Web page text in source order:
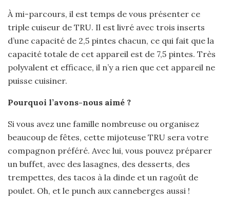
À mi-parcours, il est temps de vous présenter ce
triple cuiseur de TRU. Il est livré avec trois inserts
d’une capacité de 2,5 pintes chacun, ce qui fait que la
capacité totale de cet appareil est de 7,5 pintes. Très
polyvalent et efficace, il n’y a rien que cet appareil ne
puisse cuisiner.
Pourquoi l’avons-nous aimé ?
Si vous avez une famille nombreuse ou organisez
beaucoup de fêtes, cette mijoteuse TRU sera votre
compagnon préféré. Avec lui, vous pouvez préparer
un buffet, avec des lasagnes, des desserts, des
trempettes, des tacos à la dinde et un ragoût de
poulet. Oh, et le punch aux canneberges aussi !